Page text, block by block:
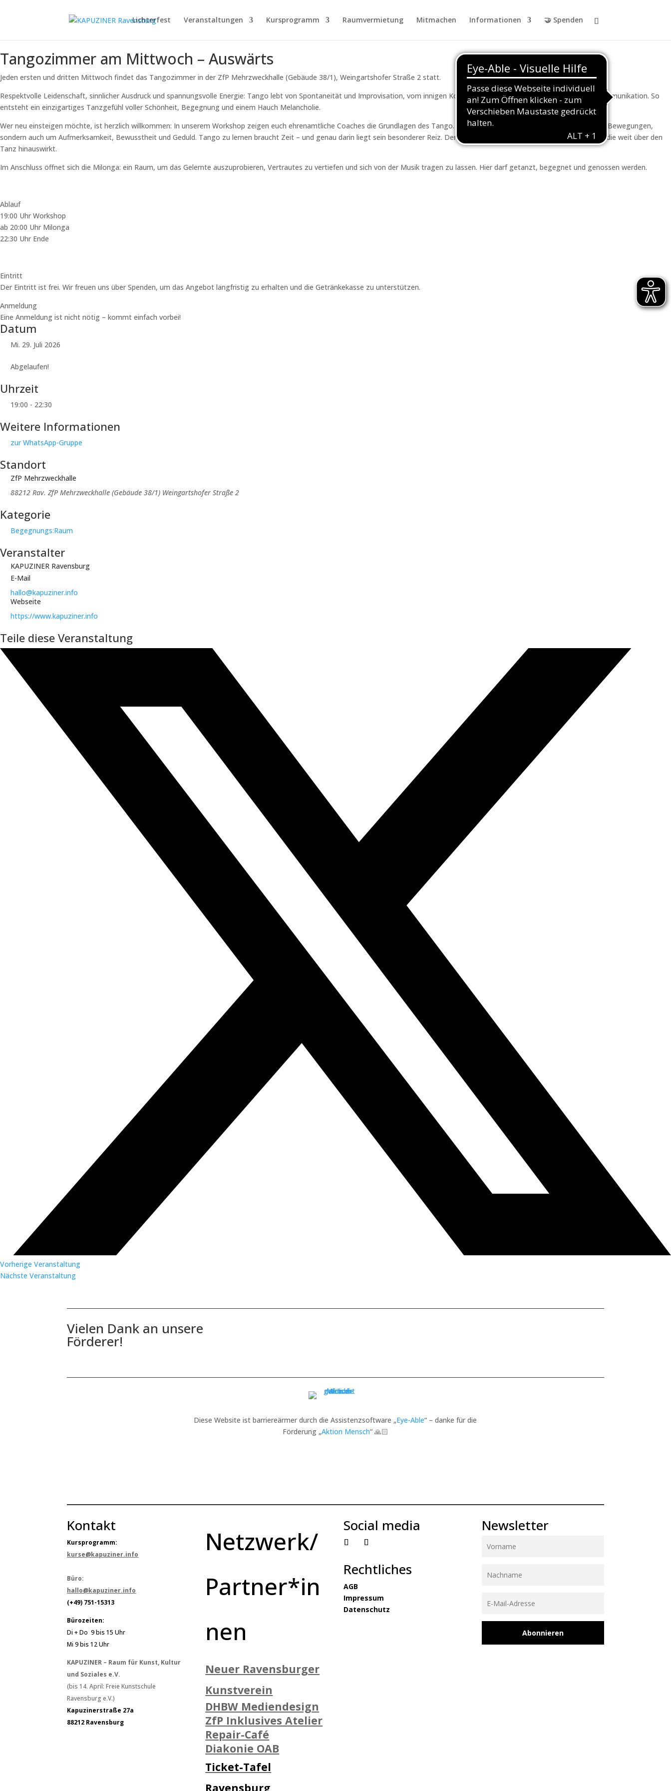
Lichterfest Veranstaltungen Kursprogramm Raumvermietung Mitmachen Informationen 🤝 Spenden
Tangozimmer am Mittwoch – Auswärts
Jeden ersten und dritten Mittwoch findet das Tangozimmer in der ZfP Mehrzweckhalle (Gebäude 38/1), Weingartshofer Straße 2 statt.
Respektvolle Leidenschaft, sinnlicher Ausdruck und spannungsvolle Energie: Tango lebt von Spontaneität und Improvisation, vom innigen Kontakt im Paar und von einer feinen, klaren Kommunikation. So
entsteht ein einzigartiges Tanzgefühl voller Schönheit, Begegnung und einem Hauch Melancholie.
Wer neu einsteigen möchte, ist herzlich willkommen: In unserem Workshop zeigen euch ehrenamtliche Coaches die Grundlagen des Tango. Dabei geht es nicht nur um erste Schritte und Bewegungen,
sondern auch um Aufmerksamkeit, Bewusstheit und Geduld. Tango zu lernen braucht Zeit – und genau darin liegt sein besonderer Reiz. Denn wer dranbleibt, entdeckt eine Leidenschaft, die weit über den
Tanz hinauswirkt.
Im Anschluss öffnet sich die Milonga: ein Raum, um das Gelernte auszuprobieren, Vertrautes zu vertiefen und sich von der Musik tragen zu lassen. Hier darf getanzt, begegnet und genossen werden.
Ablauf
19:00 Uhr Workshop
ab 20:00 Uhr Milonga
22:30 Uhr Ende
Eintritt
Der Eintritt ist frei. Wir freuen uns über Spenden, um das Angebot langfristig zu erhalten und die Getränkekasse zu unterstützen.
Anmeldung
Eine Anmeldung ist nicht nötig – kommt einfach vorbei!
Datum
Mi. 29. Juli 2026
Abgelaufen!
Uhrzeit
19:00 - 22:30
Weitere Informationen
zur WhatsApp-Gruppe
Standort
ZfP Mehrzweckhalle
88212 Rav. ZfP Mehrzweckhalle (Gebäude 38/1) Weingartshofer Straße 2
Kategorie
Begegnungs:Raum
Veranstalter
KAPUZINER Ravensburg
E-Mail
hallo@kapuziner.info
Webseite
https://www.kapuziner.info
Teile diese Veranstaltung
Vorherige Veranstaltung
Nächste Veranstaltung
Vielen Dank an unsere
Förderer!
Diese Website ist barriereärmer durch die Assistenzsoftware „Eye-Able“ – danke für die
Förderung „Aktion Mensch“ 🙏🏻
Kontakt
Kursprogramm:
kurse@kapuziner.info
Büro:
hallo@kapuziner.info
(+49) 751-15313
Bürozeiten:
Di + Do 9 bis 15 Uhr
Mi 9 bis 12 Uhr
KAPUZINER – Raum für Kunst, Kultur
und Soziales e.V.
(bis 14. April: Freie Kunstschule
Ravensburg e.V.)
Kapuzinerstraße 27a
88212 Ravensburg
Netzwerk/
Partner*in
nen
Neuer Ravensburger
Kunstverein
DHBW Mediendesign
ZfP Inklusives Atelier
Repair-Café
Diakonie OAB
Ticket-Tafel
Ravensburg
Social media
Rechtliches
AGB
Impressum
Datenschutz
Newsletter
Abonnieren